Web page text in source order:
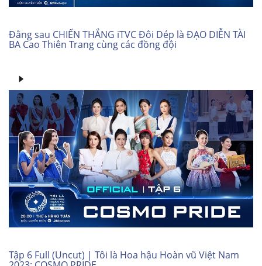
Đằng sau CHIẾN THẮNG iTVC Đôi Dép là ĐẠO DIỄN TÀI
BA Cao Thiên Trang cùng các đồng đội
Tập 6 Full (Uncut) | Tôi là Hoa hậu Hoàn vũ Việt Nam